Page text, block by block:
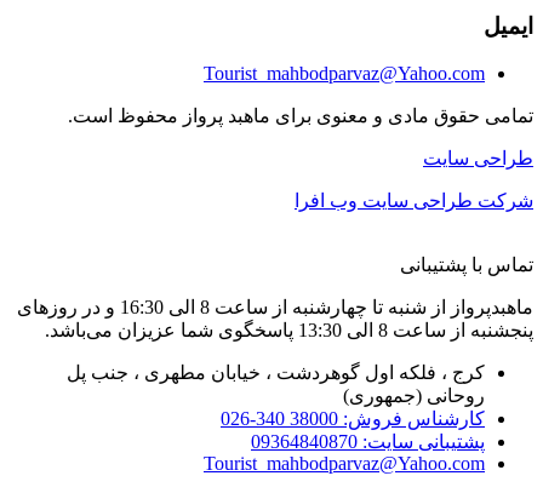
ایمیل
Tourist_mahbodparvaz@Yahoo.com
تمامی حقوق مادی و معنوی برای ماهبد پرواز محفوظ است.
طراحی سایت
شرکت طراحی سایت وب افرا
تماس با پشتیبانی
ماهبدپرواز از شنبه تا چهارشنبه از ساعت 8 الی 16:30 و در روزهای
پنجشنبه از ساعت 8 الی 13:30 پاسخگوی شما عزیزان می‌باشد.
کرج ، فلکه اول گوهردشت ، خیابان مطهری ، جنب پل
روحانی (جمهوری)
کارشناس فروش: 38000 340-026
پشتیبانی سایت: 09364840870
Tourist_mahbodparvaz@Yahoo.com